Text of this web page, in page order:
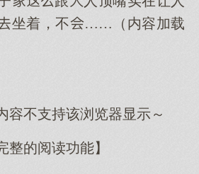
坐着，不……（内容加载
容不支持该浏览器显示～
整的阅读功能】